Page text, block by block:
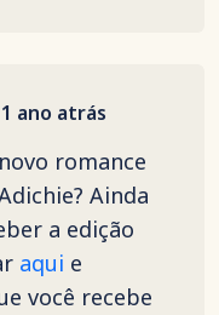
1 ano atrás
romance
Ainda
a edição
aqui e
você recebe